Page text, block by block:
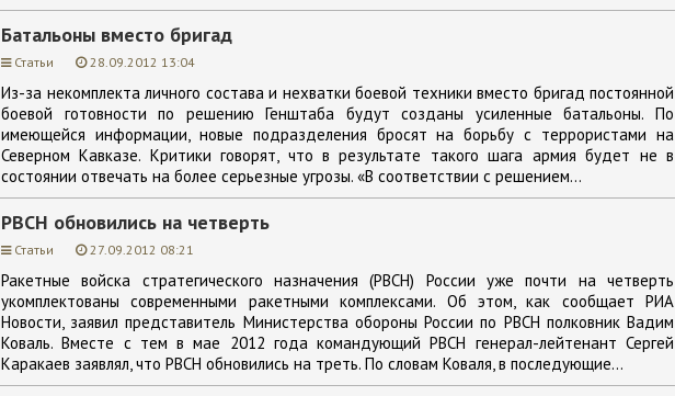
Батальоны вместо бригад
Статьи 28.09.2012 13:04
Из-за некомплекта личного состава и нехватки боевой техники вместо бригад постоянной
боевой готовности по решению Генштаба будут созданы усиленные батальоны. По
имеющейся информации, новые подразделения бросят на борьбу с террористами на
Северном Кавказе. Критики говорят, что в результате такого шага армия будет не в
состоянии отвечать на более серьезные угрозы. «В соответствии с решением...
РВСН обновились на четверть
Статьи 27.09.2012 08:21
Ракетные войска стратегического назначения (РВСН) России уже почти на четверть
укомплектованы современными ракетными комплексами. Об этом, как сообщает РИА
Новости, заявил представитель Министерства обороны России по РВСН полковник Вадим
Коваль. Вместе с тем в мае 2012 года командующий РВСН генерал-лейтенант Сергей
Каракаев заявлял, что РВСН обновились на треть. По словам Коваля, в последующие...